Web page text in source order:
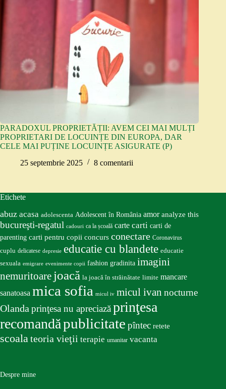
PARADOXUL PROPRIETĂȚII: AVEM CEI MAI MULȚI
PROPRIETARI DE LOCUINȚE DIN EUROPA, DAR
CELE MAI PUȚINE LOCUINȚE ASIGURATE (P)
25 septembrie 2025
8 comentarii
Etichete
abuz acasa adolescenta Adolescent în România amor analyze this
bucureşti-regatul cadouri ca la școală carte carti carti de
parenting carti pentru copii concurs conectare Coronavirus
cuplu delicatese depresie educatie cu blandete educatie
sexuala emigrare evenimente copii fashion gradinita imagini
nemuritoare joacă la joacă în străinătate limite mancare
sanatoasa mica sofia micul iv micul ivan nocturne
Olandaprinţesa nu apreciazăprinţesa
recomandăpublicitate pîntec retete
scoalateoria vieţii terapie umanitar vacanta
Despre mine